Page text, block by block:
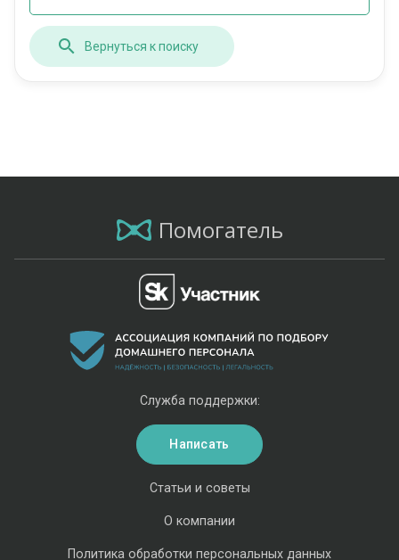
Вернуться к поиску
Помогатель
Статьи и советы
О компании
Политика обработки персональных данных
Служба поддержки:
Написать